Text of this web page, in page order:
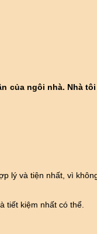
của ngôi nhà. Nhà
lý và tiện nhất, vì
tiết kiệm nhất có thể.